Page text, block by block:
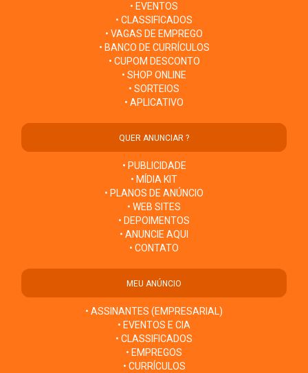
• EVENTOS
• CLASSIFICADOS
• VAGAS DE EMPREGO
• BANCO DE CURRÍCULOS
• CUPOM DESCONTO
• SHOP ONLINE
• SORTEIOS
• APLICATIVO
QUER ANUNCIAR ?
• PUBLICIDADE
• MÍDIA KIT
• PLANOS DE ANÚNCIO
• WEB SITES
• DEPOIMENTOS
• ANUNCIE AQUI
• CONTATO
MEU ANÚNCIO
• ASSINANTES (EMPRESARIAL)
• EVENTOS E CIA
• CLASSIFICADOS
• EMPREGOS
• CURRÍCULOS